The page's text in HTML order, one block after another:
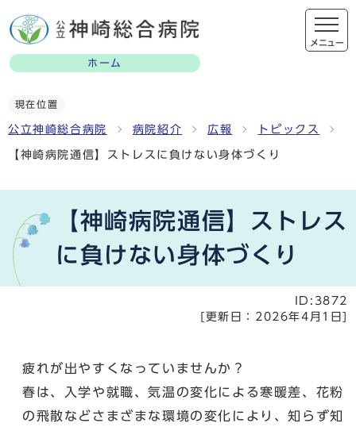
ホーム
メニュー
現在位置
公立神崎総合病院 病院紹介 広報 トピックス
【神崎病院通信】ストレスに負けない身体づくり
【神崎病院通信】ストレス
に負けない身体づくり
ID:3872
[更新日： 2026年4月1日
疲れが出やすくなっていませんか？
春は、入学や就職、気温の変化による寒暖差、花粉
の飛散などさまざまな環境の変化により、知らず知